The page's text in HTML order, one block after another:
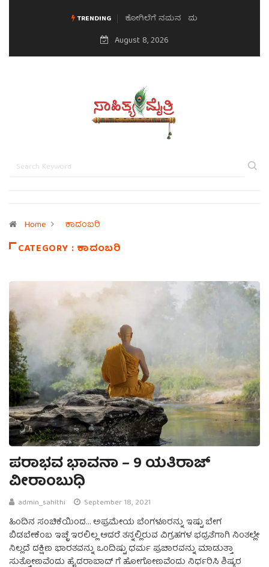
TRENDING ಮನಸಿನ ಸವಿಭಾವ
August 8, 2026
Home ಕಾದಂಬರಿ
CATEGORY : ಕಾದಂಬರಿ
ಪರಾಭವ ಭಾವನಾ – 9 ಯತಿರಾಜ್
ವೀರಾಂಬುಧಿ
admin_sahithi September 18, 2021
ಹಿಂದಿನ ಸಂಚಿಕೆಯಿಂದ… ಅಪ್ರಮೇಯ ಬೆಂಗಳೂರನ್ನು ಇಷ್ಟು ಬೇಗ
ಬಿಡಬೇಕೆಂಬ ಇಚ್ಛೆ ಇರಲಿಲ್ಲ ಆದರೆ ತನ್ನಲ್ಲಿರುವ ವಿಗ್ರಹಗಳ ಭದ್ರತೆಗಾಗಿ ನಿಂತಲ್ಲೇ
ನಿಲ್ಲದೆ ದಕ್ಷಿಣ ಭಾರತವನ್ನು ಒಂದಿಷ್ಟು ಧರ್ಮ ಪ್ರಚಾರವನ್ನು ಮಾಡುತ್ತಾ
ಸುತ್ತೋಣವೆಂದು ಹೈದರಾಬಾದ್ ಗೆ ಹೋಗೋಣವೆಂದು ನಿರ್ಧರಿಸಿ ಶಿಷ್ಯರ